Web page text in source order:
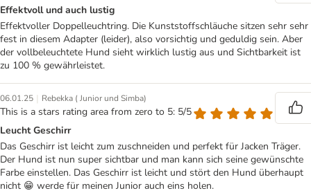
Effektvoll und auch lustig
Effektvoller Doppelleuchtring. Die Kunststoffschläuche sitzen sehr sehr
fest in diesem Adapter (leider), also vorsichtig und geduldig sein. Aber
der vollbeleuchtete Hund sieht wirklich lustig aus und Sichtbarkeit ist
zu 100 % gewährleistet.
06.01.25 | Rebekka ( Junior und Simba)
This is a stars rating area from zero to 5: 5/5
Leucht Geschirr
Das Geschirr ist leicht zum zuschneiden und perfekt für Jacken Träger.
Der Hund ist nun super sichtbar und man kann sich seine gewünschte
Farbe einstellen. Das Geschirr ist leicht und stört den Hund überhaupt
nicht 😁 werde für meinen Junior auch eins holen.